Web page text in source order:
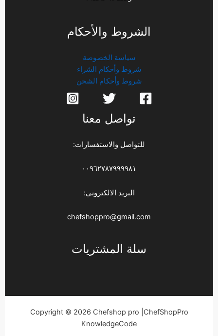
الشروط والأحكام
سياسة الخصوصة
شروط وأحكام الشراء
شروط وأحكام الشحن
تواصل معنا
للتواصل والاستفسارات:
٠٠٩٦٢٧٨٧٩٩٩٩٨١
البريد الالكتروني:
chefshoppro@gmail.com
سلة المشتريات
Copyright © 2026 Chefshop pro |ChefShopPro
KnowledgeCode